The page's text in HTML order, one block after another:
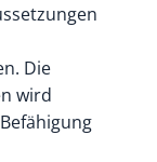
Die
wird